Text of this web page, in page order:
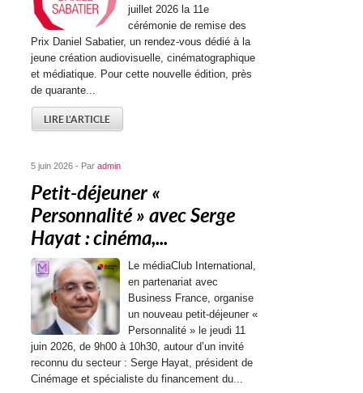
juillet 2026 la 11e
cérémonie de remise des
Prix Daniel Sabatier, un rendez-vous dédié à la
jeune création audiovisuelle, cinématographique
et médiatique. Pour cette nouvelle édition, près
de quarante...
LIRE L'ARTICLE
5 juin 2026 - Paradmin
Petit-déjeuner «
Personnalité » avec Serge
Hayat : cinéma,...
Le médiaClub International,
en partenariat avec
Business France, organise
un nouveau petit-déjeuner «
Personnalité » le jeudi 11
juin 2026, de 9h00 à 10h30, autour d’un invité
reconnu du secteur : Serge Hayat, président de
Cinémage et spécialiste du financement du...